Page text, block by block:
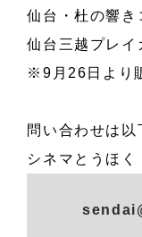
仙台・杜の響き
仙台三越プレイ
※9月26日より
問い合わせは以
シネマとうほ